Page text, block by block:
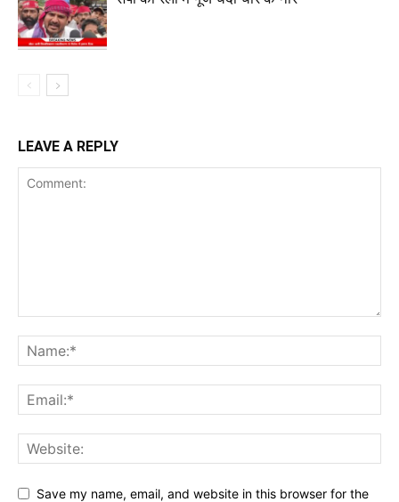
LEAVE A REPLY
Save my name, email, and website in this browser for the